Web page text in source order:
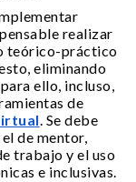
realizar
teórico-práctico
eliminando
ello, incluso,
de
. Se debe
de mentor,
trabajo y el uso
e inclusivas.